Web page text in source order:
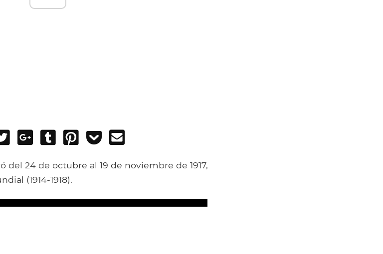
Tweet
Share
Google+
Post
Tumblr
Pin
Add
Pocket
del 24 de octubre al 19 de noviembre de 1917,
(1914-1918).